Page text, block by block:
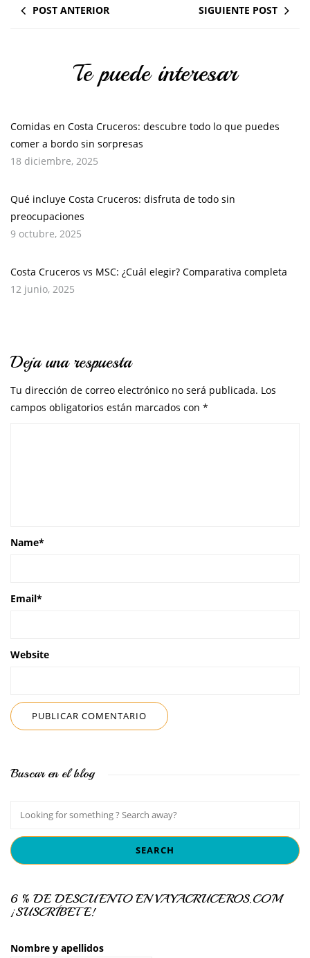
POST ANTERIOR SIGUIENTE POST
Te puede interesar
Comidas en Costa Cruceros: descubre todo lo que puedes
comer a bordo sin sorpresas
18 diciembre, 2025
Qué incluye Costa Cruceros: disfruta de todo sin
preocupaciones
9 octubre, 2025
Costa Cruceros vs MSC: ¿Cuál elegir? Comparativa completa
12 junio, 2025
Deja una respuesta
Tu dirección de correo electrónico no será publicada. Los
campos obligatorios están marcados con *
Name*
Email*
Website
Buscar en el blog
6 % DE DESCUENTO EN VAYACRUCEROS.COM
¡SUSCRÍBETE!
Nombre y apellidos